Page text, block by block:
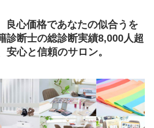
良心価格であなたの似合うを
診断士の総診断実績8,000人超
安心と信頼のサロン。